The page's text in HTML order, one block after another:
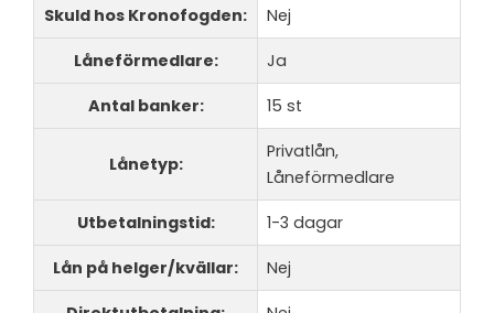
Skuld hos Kronofogden: Nej
Låneförmedlare: Ja
Antal banker: 15 st
Lånetyp:
Privatlån,
Låneförmedlare
Utbetalningstid: 1-3 dagar
Lån på helger/kvällar: Nej